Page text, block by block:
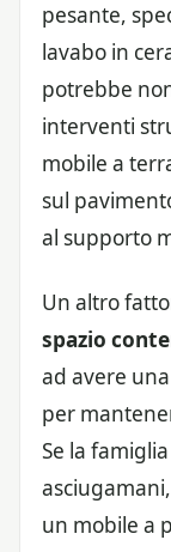
pesante,
lavabo in
potrebbe
interventi
mobile a
sul
al supporto
Un altro
spazio
ad avere
per
Se la
un mobile a